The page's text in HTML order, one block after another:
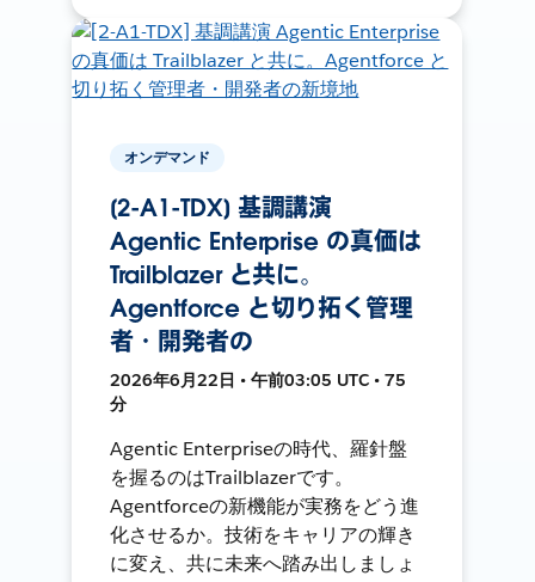
オンデマンド
[2-A1-TDX] 基調講演
Agentic Enterprise の真価は
Trailblazer と共に。
Agentforce と切り拓く管理
者・開発者の
2026年6月22日 • 午前03:05 UTC • 75
分
Agentic Enterpriseの時代、羅針盤
を握るのはTrailblazerです。
Agentforceの新機能が実務をどう進
化させるか。技術をキャリアの輝き
に変え、共に未来へ踏み出しましょ